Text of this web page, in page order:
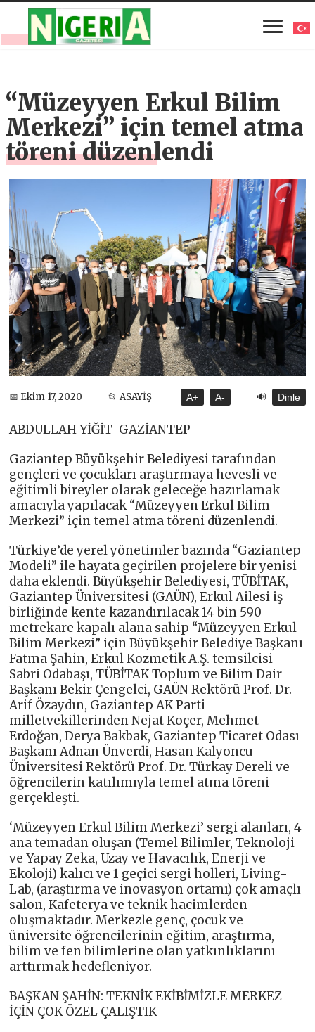
“Müzeyyen Erkul Bilim
Merkezi” için temel atma
töreni düzenlendi
📅 Ekim 17, 2020 📂 ASAYİŞ A+ A- 🔊 Dinle
ABDULLAH YİĞİT-GAZİANTEP
Gaziantep Büyükşehir Belediyesi tarafından
gençleri ve çocukları araştırmaya hevesli ve
eğitimli bireyler olarak geleceğe hazırlamak
amacıyla yapılacak “Müzeyyen Erkul Bilim
Merkezi” için temel atma töreni düzenlendi.
Türkiye’de yerel yönetimler bazında “Gaziantep
Modeli” ile hayata geçirilen projelere bir yenisi
daha eklendi. Büyükşehir Belediyesi, TÜBİTAK,
Gaziantep Üniversitesi (GAÜN), Erkul Ailesi iş
birliğinde kente kazandırılacak 14 bin 590
metrekare kapalı alana sahip “Müzeyyen Erkul
Bilim Merkezi” için Büyükşehir Belediye Başkanı
Fatma Şahin, Erkul Kozmetik A.Ş. temsilcisi
Sabri Odabaşı, TÜBİTAK Toplum ve Bilim Dair
Başkanı Bekir Çengelci, GAÜN Rektörü Prof. Dr.
Arif Özaydın, Gaziantep AK Parti
milletvekillerinden Nejat Koçer, Mehmet
Erdoğan, Derya Bakbak, Gaziantep Ticaret Odası
Başkanı Adnan Ünverdi, Hasan Kalyoncu
Üniversitesi Rektörü Prof. Dr. Türkay Dereli ve
öğrencilerin katılımıyla temel atma töreni
gerçekleşti.
‘Müzeyyen Erkul Bilim Merkezi’ sergi alanları, 4
ana temadan oluşan (Temel Bilimler, Teknoloji
ve Yapay Zeka, Uzay ve Havacılık, Enerji ve
Ekoloji) kalıcı ve 1 geçici sergi holleri, Living-
Lab, (araştırma ve inovasyon ortamı) çok amaçlı
salon, Kafeterya ve teknik hacimlerden
oluşmaktadır. Merkezle genç, çocuk ve
üniversite öğrencilerinin eğitim, araştırma,
bilim ve fen bilimlerine olan yatkınlıklarını
arttırmak hedefleniyor.
BAŞKAN ŞAHİN: TEKNİK EKİBİMİZLE MERKEZ
İÇİN ÇOK ÖZEL ÇALIŞTIK